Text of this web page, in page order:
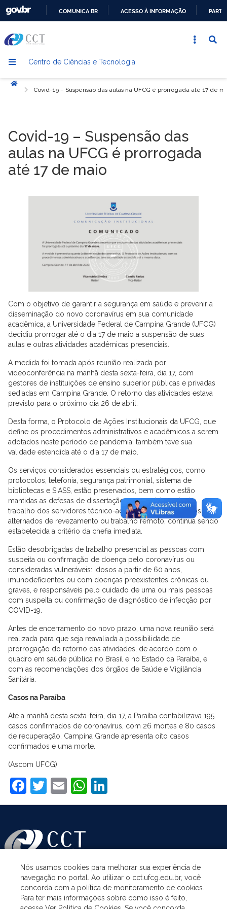
CONTEÚDO
COMUNICA BR ACESSO À INFORMAÇÃO
Centro de Ciências e Tecnologia
Início
Covid-19 – Suspensão das aulas na UFCG é prorrogada até 17 de
Covid-19 – Suspensão das
aulas na UFCG é prorrogada
até 17 de maio
Com o objetivo de garantir a segurança em saúde e prevenir a
disseminação do novo coronavírus em sua comunidade
acadêmica, a Universidade Federal de Campina Grande (UFCG)
decidiu prorrogar até o dia 17 de maio a suspensão de suas
aulas e outras atividades acadêmicas presenciais.
A medida foi tomada após reunião realizada por
videoconferência na manhã desta sexta-feira, dia 17, com
gestores de instituições de ensino superior públicas e privadas
sediadas em Campina Grande. O retorno das atividades estava
previsto para o próximo dia 26 de abril.
Desta forma, o Protocolo de Ações Institucionais da UFCG, que
define os procedimentos administrativos e acadêmicos a serem
adotados neste período de pandemia, também teve sua
validade estendida até o dia 17 de maio.
Os serviços considerados essenciais ou estratégicos, como
protocolos, telefonia, segurança patrimonial, sistema de
bibliotecas e SIASS, estão preservados, bem como estão
mantidas as defesas de dissertação e teses. A jornada de
trabalho dos servidores técnico-administrativos, em turnos
alternados de revezamento ou trabalho remoto, continua sendo
estabelecida a critério da chefia imediata.
Estão desobrigadas de trabalho presencial as pessoas com
suspeita ou confirmação de doença pelo coronavírus ou
consideradas vulneráveis: idosos a partir de 60 anos,
imunodeficientes ou com doenças preexistentes crônicas ou
graves, e responsáveis pelo cuidado de uma ou mais pessoas
com suspeita ou confirmação de diagnóstico de infecção por
COVID-19.
Antes de encerramento do novo prazo, uma nova reunião será
realizada para que seja reavaliada a possibilidade de
prorrogação do retorno das atividades, de acordo com o
quadro em saúde pública no Brasil e no Estado da Paraíba, e
com as recomendações dos órgãos de Saúde e Vigilância
Sanitária.
Casos na Paraíba
Até a manhã desta sexta-feira, dia 17, a Paraíba contabilizava 195
casos confirmados de coronavírus, com 26 mortes e 80 casos
de recuperação. Campina Grande apresenta oito casos
confirmados e uma morte.
(Ascom UFCG)
Facebook
Twitter
EmailWhatsApp
ASSUNTOS
Nós usamos cookies para melhorar sua experiência de
navegação no portal. Ao utilizar o cct.ufcg.edu.br, você
concorda com a política de monitoramento de cookies.
Para ter mais informações sobre como isso é feito,